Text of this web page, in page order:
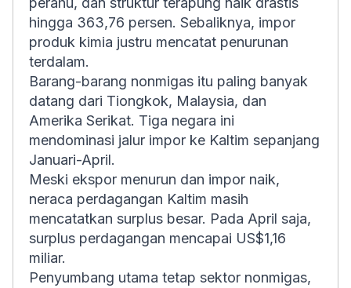
hingga 363,76 persen. Sebaliknya, impor
produk kimia justru mencatat penurunan
terdalam.
Barang-barang nonmigas itu paling banyak
datang dari Tiongkok, Malaysia, dan
Amerika Serikat. Tiga negara ini
mendominasi jalur impor ke Kaltim sepanjang
Januari-April.
Meski ekspor menurun dan impor naik,
neraca perdagangan Kaltim masih
mencatatkan surplus besar. Pada April saja,
surplus perdagangan mencapai US$1,16
miliar.
Penyumbang utama tetap sektor nonmigas,